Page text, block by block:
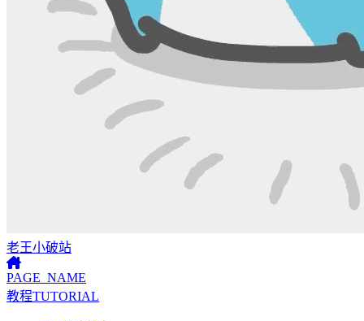
老王小破站
PAGE_NAME
教程TUTORIAL